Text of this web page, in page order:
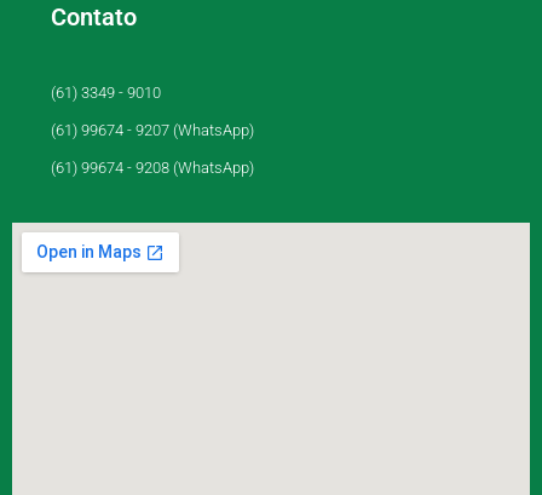
Contato
(61) 3349 - 9010
(61) 99674 - 9207 (WhatsApp)
(61) 99674 - 9208 (WhatsApp)